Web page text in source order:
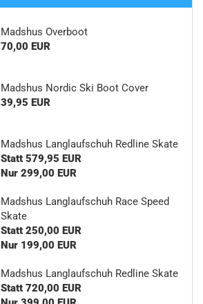
Madshus Overboot
70,00 EUR
Madshus Nordic Ski Boot Cover
39,95 EUR
Madshus Langlaufschuh Redline Skate
Statt 579,95 EUR
Nur 299,00 EUR
Madshus Langlaufschuh Race Speed
Skate
Statt 250,00 EUR
Nur 199,00 EUR
Madshus Langlaufschuh Redline Skate
Statt 720,00 EUR